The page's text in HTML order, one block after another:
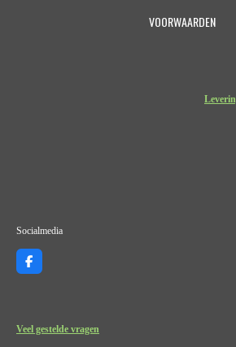
VOORWAARDEN
Socialmedia
F
a
o
Veel gestelde vragen